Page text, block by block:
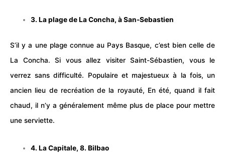
3. La plage de La Concha, à San-Sebastien
S’il y a une plage connue au Pays Basque, c’est bien celle de
La Concha. Si vous allez visiter Saint-Sébastien, vous le
verrez sans difficulté. Populaire et majestueux à la fois, un
ancien lieu de recréation de la royauté, En été, quand il fait
chaud, il n’y a généralement même plus de place pour mettre
une serviette.
4. La Capitale, 8. Bilbao